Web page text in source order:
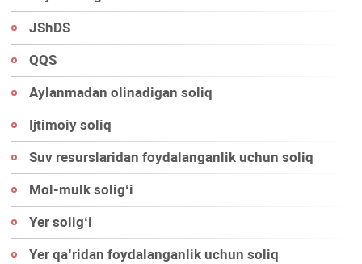
JShDS
QQS
Aylanmadan olinadigan soliq
Ijtimoiy soliq
Suv resurslaridan foydalanganlik uchun soliq
Mol-mulk soligʻi
Yer soligʻi
Yer qa’ridan foydalanganlik uchun soliq